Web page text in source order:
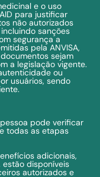
e o uso
para justificar
não autorizados
sanções
segurança a
pela ANVISA,
sejam
a legislação vigente.
ou
usuários, sendo
pode verificar
todas as etapas
adicionais,
disponíveis
autorizados e